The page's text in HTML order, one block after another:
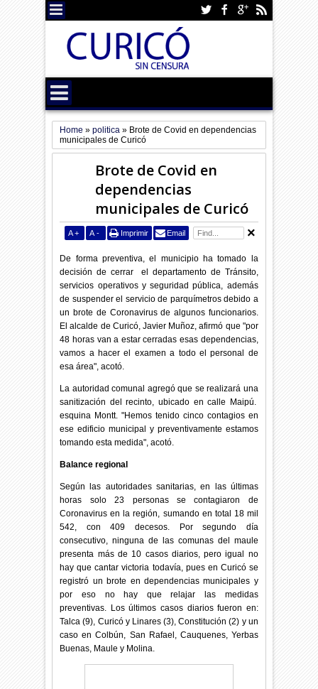
Home »politica » Brote de Covid en dependencias
municipales de Curicó
Brote de Covid en
dependencias
municipales de Curicó
A + A - Imprimir Email
De forma preventiva, el municipio ha tomado la
decisión de cerrar el departamento de Tránsito,
servicios operativos y seguridad pública, además
de suspender el servicio de parquímetros debido a
un brote de Coronavirus de algunos funcionarios.
El alcalde de Curicó, Javier Muñoz, afirmó que "por
48 horas van a estar cerradas esas dependencias,
vamos a hacer el examen a todo el personal de
esa área", acotó.
La autoridad comunal agregó que se realizará una
sanitización del recinto, ubicado en calle Maipú.
esquina Montt. "Hemos tenido cinco contagios en
ese edificio municipal y preventivamente estamos
tomando esta medida", acotó.
Balance regional
Según las autoridades sanitarias, en las últimas
horas solo 23 personas se contagiaron de
Coronavirus en la región, sumando en total 18 mil
542, con 409 decesos. Por segundo día
consecutivo, ninguna de las comunas del maule
presenta más de 10 casos diarios, pero igual no
hay que cantar victoria todavía, pues en Curicó se
registró un brote en dependencias municipales y
por eso no hay que relajar las medidas
preventivas. Los últimos casos diarios fueron en:
Talca (9), Curicó y Linares (3), Constitución (2) y un
caso en Colbún, San Rafael, Cauquenes, Yerbas
Buenas, Maule y Molina.